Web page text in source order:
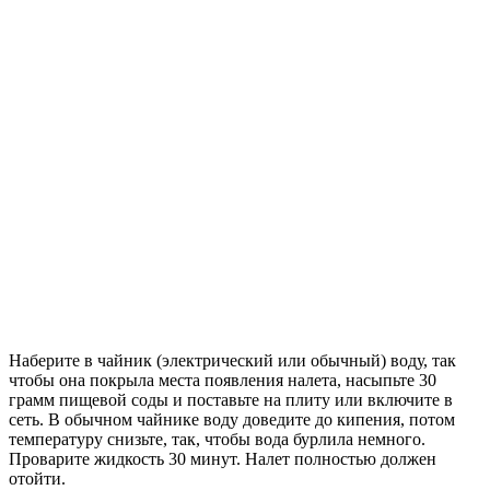
Наберите в чайник (электрический или обычный) воду, так
чтобы она покрыла места появления налета, насыпьте 30
грамм пищевой соды и поставьте на плиту или включите в
сеть. В обычном чайнике воду доведите до кипения, потом
температуру снизьте, так, чтобы вода бурлила немного.
Проварите жидкость 30 минут. Налет полностью должен
отойти.